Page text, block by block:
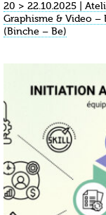
20 > 22.10.2025 |
Graphisme & Video –
(Binche – Be)